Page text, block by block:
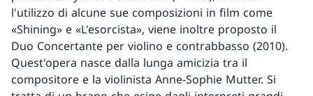
l'utilizzo di alcune sue composizioni in film come
«Shining» e «L'esorcista», viene inoltre proposto il
Duo Concertante per violino e contrabbasso (2010).
Quest'opera nasce dalla lunga amicizia tra il
compositore e la violinista Anne-Sophie Mutter. Si